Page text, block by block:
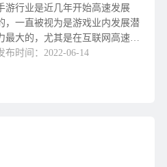
游行业是近几年开始高速发展
，一直被视为是游戏业内发展潜
最大的，尤其是在互联网高速发
的今天，手游有着极好的发展前
布时间：2022-06-14